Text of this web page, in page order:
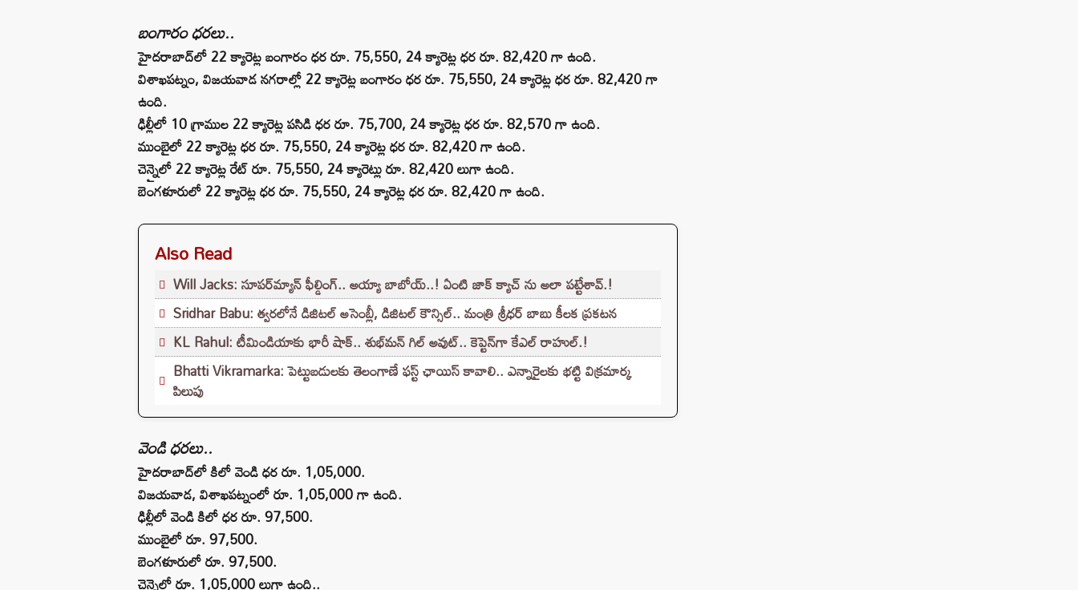
బంగారం ధరలు..
హైదరాబాద్‌లో 22 క్యారెట్ల బంగారం ధర రూ. 75,550, 24 క్యారెట్ల ధర రూ. 82,420 గా ఉంది.
విశాఖపట్నం, విజయవాడ నగరాల్లో 22 క్యారెట్ల బంగారం ధర రూ. 75,550, 24 క్యారెట్ల ధర రూ. 82,420 గా
ఉంది.
ఢిల్లీలో 10 గ్రాముల 22 క్యారెట్ల పసిడి ధర రూ. 75,700, 24 క్యారెట్ల ధర రూ. 82,570 గా ఉంది.
ముంబైలో 22 క్యారెట్ల ధర రూ. 75,550, 24 క్యారెట్ల ధర రూ. 82,420 గా ఉంది.
చెన్నైలో 22 క్యారెట్ల రేట్ రూ. 75,550, 24 క్యారెట్లు రూ. 82,420 లుగా ఉంది.
బెంగళూరులో 22 క్యారెట్ల ధర రూ. 75,550, 24 క్యారెట్ల ధర రూ. 82,420 గా ఉంది.
Also Read
Will Jacks: సూపర్‌మ్యాన్ ఫీల్డింగ్.. అయ్యా బాబోయ్..! ఏంటి జాక్ క్యాచ్ ను అలా పట్టేశావ్.!
Sridhar Babu: త్వరలోనే డిజిటల్ అసెంబ్లీ, డిజిటల్ కౌన్సిల్.. మంత్రి శ్రీధర్ బాబు కీలక ప్రకటన
KL Rahul: టీమిండియాకు భారీ షాక్.. శుభ్‌మన్ గిల్ అవుట్.. కెప్టెన్‌గా కేఎల్ రాహుల్.!
Bhatti Vikramarka: పెట్టుబడులకు తెలంగాణే ఫస్ట్ ఛాయిస్ కావాలి.. ఎన్నారైలకు భట్టి విక్రమార్క
పిలుపు
వెండి ధరలు..
హైదరాబాద్‌‌లో కిలో వెండి ధర రూ. 1,05,000.
విజయవాడ, విశాఖపట్నంలో రూ. 1,05,000 గా ఉంది.
ఢిల్లీలో వెండి కిలో ధర రూ. 97,500.
ముంబైలో రూ. 97,500.
బెంగళూరులో రూ. 97,500.
చెన్నైలో రూ. 1,05,000 లుగా ఉంది..